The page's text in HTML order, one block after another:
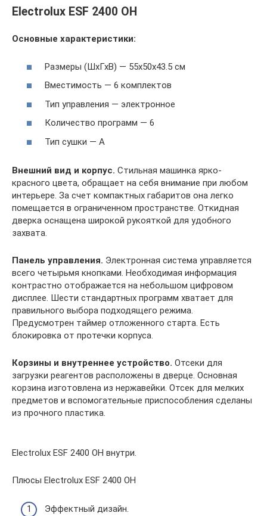
Electrolux ESF 2400 OH
Основные характеристики:
Размеры (ШхГхВ) — 55x50x43.5 см
Вместимость — 6 комплектов
Тип управления — электронное
Количество программ — 6
Тип сушки — А
Внешний вид и корпус. Стильная машинка ярко-
красного цвета, обращает на себя внимание при любом
интерьере. За счет компактных габаритов она легко
помещается в ограниченном пространстве. Откидная
дверка оснащена широкой рукояткой для удобного
захвата.
Панель управления. Электронная система управляется
всего четырьмя кнопками. Необходимая информация
контрастно отображается на небольшом цифровом
дисплее. Шести стандартных программ хватает для
правильного выбора подходящего режима.
Предусмотрен таймер отложенного старта. Есть
блокировка от протечки корпуса.
Корзины и внутреннее устройство. Отсеки для
загрузки реагентов расположены в дверце. Основная
корзина изготовлена из нержавейки. Отсек для мелких
предметов и вспомогательные приспособления сделаны
из прочного пластика.
Electrolux ESF 2400 OH внутри.
Плюсы Electrolux ESF 2400 OH
Эффектный дизайн.